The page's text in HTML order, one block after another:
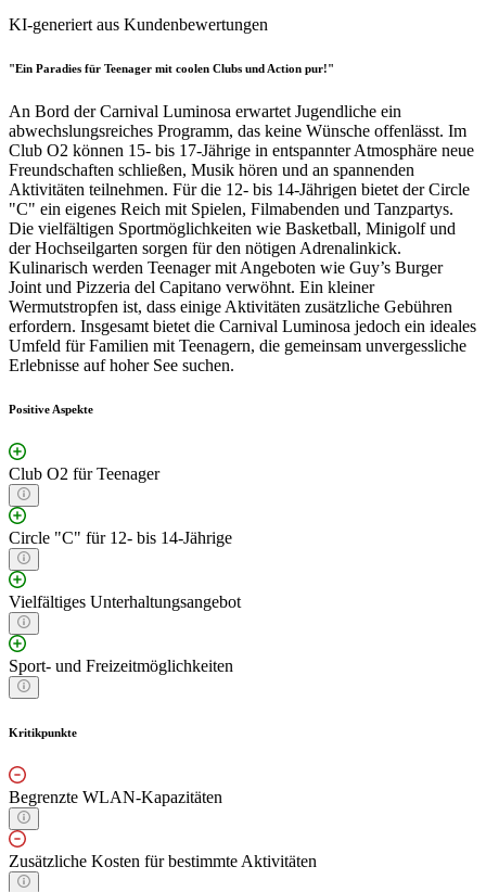
KI-generiert aus Kundenbewertungen
"Ein Paradies für Teenager mit coolen Clubs und Action pur!"
An Bord der Carnival Luminosa erwartet Jugendliche ein
abwechslungsreiches Programm, das keine Wünsche offenlässt. Im
Club O2 können 15- bis 17-Jährige in entspannter Atmosphäre neue
Freundschaften schließen, Musik hören und an spannenden
Aktivitäten teilnehmen. Für die 12- bis 14-Jährigen bietet der Circle
"C" ein eigenes Reich mit Spielen, Filmabenden und Tanzpartys.
Die vielfältigen Sportmöglichkeiten wie Basketball, Minigolf und
der Hochseilgarten sorgen für den nötigen Adrenalinkick.
Kulinarisch werden Teenager mit Angeboten wie Guy’s Burger
Joint und Pizzeria del Capitano verwöhnt. Ein kleiner
Wermutstropfen ist, dass einige Aktivitäten zusätzliche Gebühren
erfordern. Insgesamt bietet die Carnival Luminosa jedoch ein ideales
Umfeld für Familien mit Teenagern, die gemeinsam unvergessliche
Erlebnisse auf hoher See suchen.
Positive Aspekte
Club O2 für Teenager
Circle "C" für 12- bis 14-Jährige
Vielfältiges Unterhaltungsangebot
Sport- und Freizeitmöglichkeiten
Kritikpunkte
Begrenzte WLAN-Kapazitäten
Zusätzliche Kosten für bestimmte Aktivitäten